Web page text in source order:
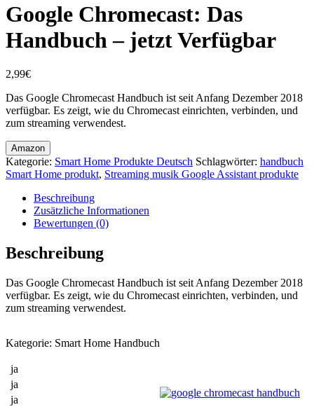
Google Chromecast: Das
Handbuch – jetzt Verfügbar
2,99€
Das Google Chromecast Handbuch ist seit Anfang Dezember 2018
verfügbar. Es zeigt, wie du Chromecast einrichten, verbinden, und
zum streaming verwendest.
Amazon
Kategorie: Smart Home Produkte Deutsch Schlagwörter: handbuch
Smart Home produkt, Streaming musik Google Assistant produkte
Beschreibung
Zusätzliche Informationen
Bewertungen (0)
Beschreibung
Das Google Chromecast Handbuch ist seit Anfang Dezember 2018
verfügbar. Es zeigt, wie du Chromecast einrichten, verbinden, und
zum streaming verwendest.
Kategorie: Smart Home Handbuch
ja
ja
ja